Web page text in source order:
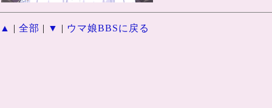
▲ | 全部 | ▼ | ウマ娘BBSに戻る